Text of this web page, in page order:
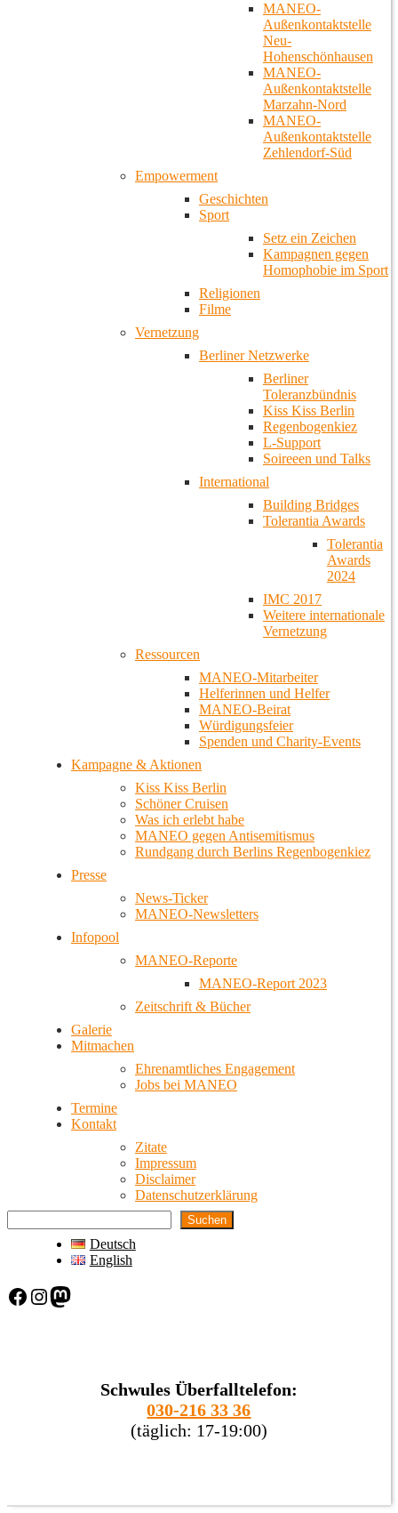
MANEO-
Außenkontaktstelle
Neu-
Hohenschönhausen
MANEO-
Außenkontaktstelle
Marzahn-Nord
MANEO-
Außenkontaktstelle
Zehlendorf-Süd
Empowerment
Geschichten
Sport
Setz ein Zeichen
Kampagnen gegen
Homophobie im Sport
Religionen
Filme
Vernetzung
Berliner Netzwerke
Berliner
Toleranzbündnis
Kiss Kiss Berlin
Regenbogenkiez
L-Support
Soireeen und Talks
International
Building Bridges
Tolerantia Awards
Tolerantia
Awards
2024
IMC 2017
Weitere internationale
Vernetzung
Ressourcen
MANEO-Mitarbeiter
Helferinnen und Helfer
MANEO-Beirat
Würdigungsfeier
Spenden und Charity-Events
Kampagne & Aktionen
Kiss Kiss Berlin
Schöner Cruisen
Was ich erlebt habe
MANEO gegen Antisemitismus
Rundgang durch Berlins Regenbogenkiez
Presse
News-Ticker
MANEO-Newsletters
Infopool
MANEO-Reporte
MANEO-Report 2023
Zeitschrift & Bücher
Galerie
Mitmachen
Ehrenamtliches Engagement
Jobs bei MANEO
Termine
Kontakt
Zitate
Impressum
Disclaimer
Datenschutzerklärung
Suchen
Deutsch
English
Facebook Instagram Mastodon
Schwules Überfalltelefon:
030-216 33 36
(täglich: 17-19:00)